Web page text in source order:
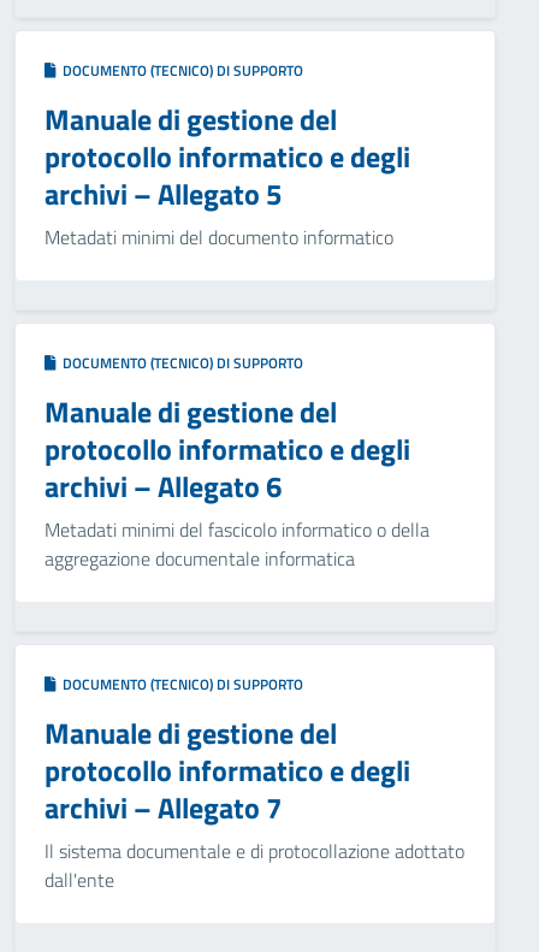
DOCUMENTO (TECNICO) DI SUPPORTO
Manuale di gestione del
protocollo informatico e degli
archivi – Allegato 5
Metadati minimi del documento informatico
DOCUMENTO (TECNICO) DI SUPPORTO
Manuale di gestione del
protocollo informatico e degli
archivi – Allegato 6
Metadati minimi del fascicolo informatico o della
aggregazione documentale informatica
DOCUMENTO (TECNICO) DI SUPPORTO
Manuale di gestione del
protocollo informatico e degli
archivi – Allegato 7
Il sistema documentale e di protocollazione adottato
dall'ente